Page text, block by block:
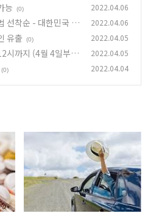
능
(0) 2022.04.06
선착순 - 대한민국 숙
2022.04.06
유출 (0) 2022.04.05
시까지 (4월 4일부터
2022.04.05
(0) 2022.04.04